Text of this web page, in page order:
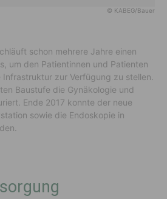
© KABEG/Bauer
schon mehrere Jahre einen
um den Patientinnen und Patienten
zur Verfügung zu stellen.
Baustufe die Gynäkologie und
Ende 2017 konnte der neue
sowie die Endoskopie in